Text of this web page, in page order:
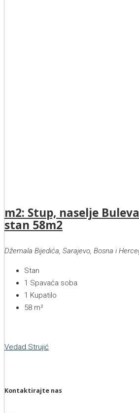
m2: Stup, naselje
stan 58m2
Džemala Bijedića, Sarajevo, Bosna i
Stan
1 Spavaća soba
1 Kupatilo
58 m²
Vedad Strujić
Kontaktirajte nas